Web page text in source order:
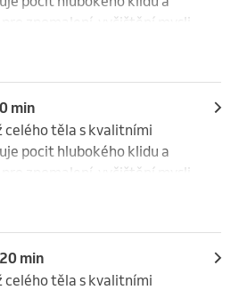
zpomalení, vyčištění mysli
min
celého těla s kvalitními
pocit hlubokého klidu a
zpomalení, vyčištění mysli
min
celého těla s kvalitními